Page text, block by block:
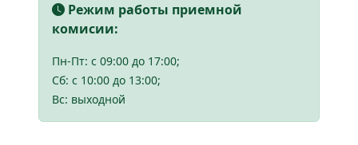
Режим работы приемной
комисии:
Пн-Пт: с 09:00 до 17:00;
Cб: с 10:00 до 13:00;
Вс: выходной